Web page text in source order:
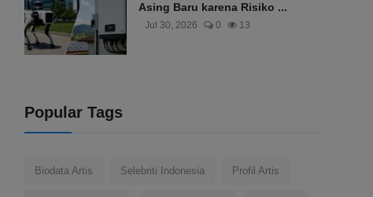
Asing Baru karena Risiko ...
Jul 30, 2026 0 13
Popular Tags
Biodata Artis Selebriti Indonesia Profil Artis